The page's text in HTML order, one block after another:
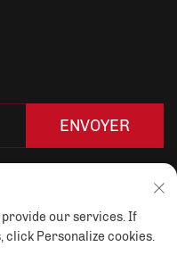
ENVOYER
our services. If
click Personalize cookies.